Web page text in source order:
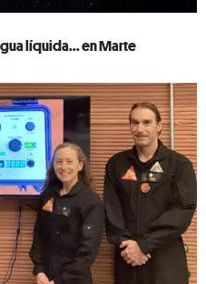
líquida... en Marte